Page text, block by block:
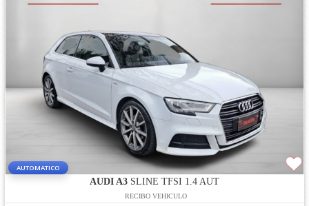
AUTOMATICO
AUDI A3SLINE TFSI 1.4 AUT
RECIBO VEHICULO